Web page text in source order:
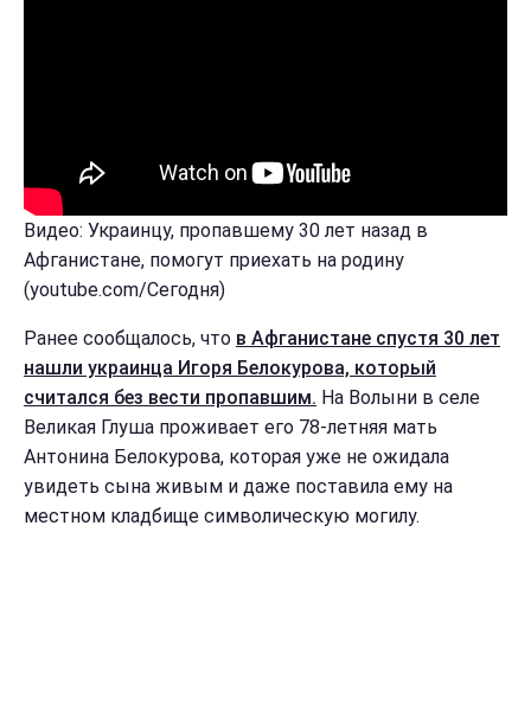
Видео: Украинцу, пропавшему 30 лет назад в
Афганистане, помогут приехать на родину
(youtube.com/Сегодня)
Ранее сообщалось, что в Афганистане спустя 30 лет
нашли украинца Игоря Белокурова, который
считался без вести пропавшим. На Волыни в селе
Великая Глуша проживает его 78-летняя мать
Антонина Белокурова, которая уже не ожидала
увидеть сына живым и даже поставила ему на
местном кладбище символическую могилу.